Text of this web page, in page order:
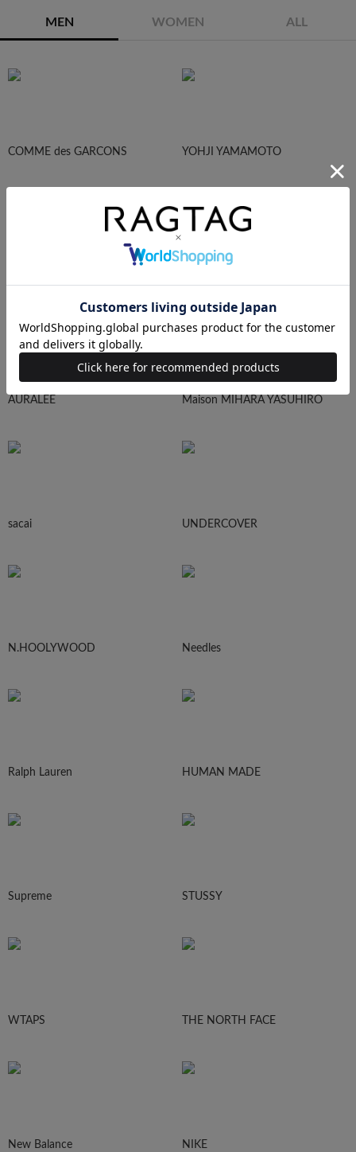
MEN WOMEN ALL
COMME des GARCONS YOHJI YAMAMOTO
AURALEE Maison MIHARA YASUHIRO
sacai UNDERCOVER
N.HOOLYWOOD Needles
Ralph Lauren HUMAN MADE
Supreme STUSSY
WTAPS THE NORTH FACE
New Balance NIKE